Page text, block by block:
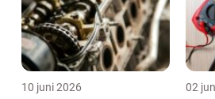
10 juni 2026 02